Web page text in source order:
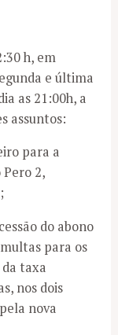
h, em
e última
as 21:00h, a
assuntos:
para a
2,
do abono
para os
taxa
nos dois
nova